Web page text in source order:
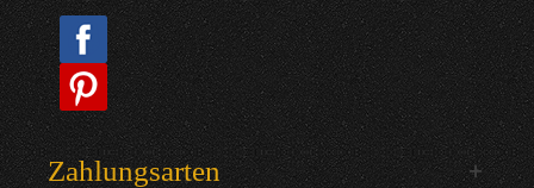
Zahlungsarten